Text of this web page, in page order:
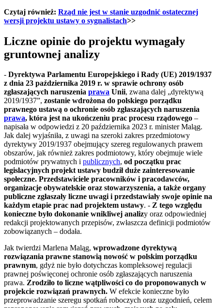
Czytaj również: Rząd nie jest w stanie uzgodnić ostatecznej
wersji projektu ustawy o sygnalistach>>
Liczne opinie do projektu wymagały
gruntownej analizy
- Dyrektywa Parlamentu Europejskiego i Rady (UE) 2019/1937
z dnia 23 października 2019 r. w sprawie ochrony osób
zgłaszających naruszenia prawa Unii, zwana dalej „dyrektywą
2019/1937”, zostanie wdrożona do polskiego porządku
prawnego ustawą o ochronie osób zgłaszających naruszenia
prawa, która jest na ukończeniu prac procesu rządowego –
napisała w odpowiedzi z 20 października 2023 r. minister Maląg.
Jak dalej wyjaśniła, z uwagi na szeroki zakres przedmiotowy
dyrektywy 2019/1937 obejmujący szereg regulowanych prawem
obszarów, jak również zakres podmiotowy, który obejmuje wiele
podmiotów prywatnych i publicznych, od początku prac
legislacyjnych projekt ustawy budził duże zainteresowanie
społeczne. Przedstawiciele pracowników i pracodawców,
organizacje obywatelskie oraz stowarzyszenia, a także organy
publiczne zgłaszały liczne uwagi i przedstawiały swoje opinie na
każdym etapie prac nad projektem ustawy. - Z tego względu
konieczne było dokonanie wnikliwej analizy oraz odpowiedniej
redakcji projektowanych przepisów, zwłaszcza definicji podmiotów
zobowiązanych – dodała.
Jak twierdzi Marlena Maląg, wprowadzone dyrektywą
rozwiązania prawne stanowią nowość w polskim porządku
prawnym, gdyż nie było dotychczas kompleksowej regulacji
prawnej poświęconej ochronie osób zgłaszających naruszenia
prawa. Zrodziło to liczne wątpliwości co do proponowanych w
projekcie rozwiązań prawnych. W efekcie konieczne było
przeprowadzanie szeregu spotkań roboczych oraz uzgodnień, celem